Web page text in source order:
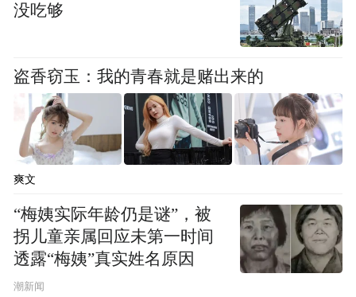
走出大涅槃堂，队伍有序前行，义工菩萨们
在各个转折处引导，“阿弥陀佛”的念诵声，
回旋在寺院，广场，天坛大佛……这么多的
人来送别因师，看到许多同学从四面八方远
道飞来，只为这最后的一别，感觉很难受，
但也觉得因师会很宽慰，桃李不言，下自成
蹊。突然感悟到当年读鲁迅先生杂文里的一
句话：“无尽的远方，无数的人们，都与我有
关。”
没吃够
盗香窃玉：我的青春就是赌出来的
爽文
“梅姨实际年龄仍是谜”，被
拐儿童亲属回应未第一时间
透露“梅姨”真实姓名原因
潮新闻